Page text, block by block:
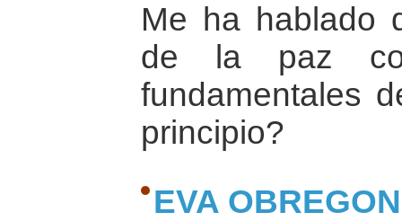
Me ha hablado
de la paz
fundamentales
principio?
EVA OBREGON